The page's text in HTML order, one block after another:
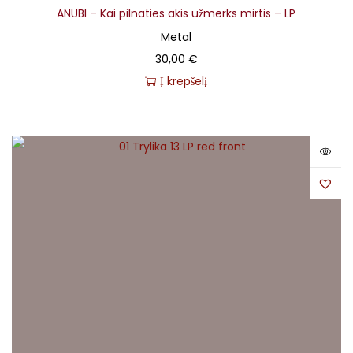
ANUBI – Kai pilnaties akis užmerks mirtis – LP
Metal
30,00 €
Į krepšelį